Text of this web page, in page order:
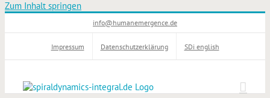
Zum Inhalt springen
info@humanemergence.de
Impressum Datenschutzerklärung SDi english